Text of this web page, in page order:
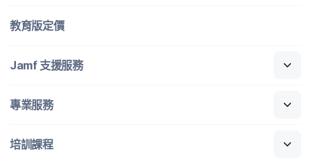
教育版定​價
Jamf 支援​服務
專業​服務
培訓​課程